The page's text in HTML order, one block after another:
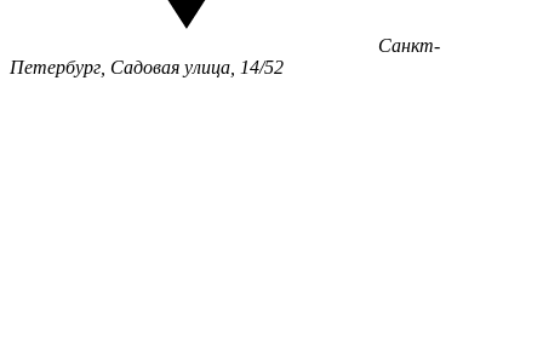
Санкт-
Петербург, Садовая улица, 14/52